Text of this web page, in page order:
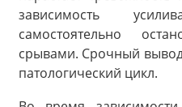
зависимость
самостоятельно
срывами. Срочный
патологический цикл.